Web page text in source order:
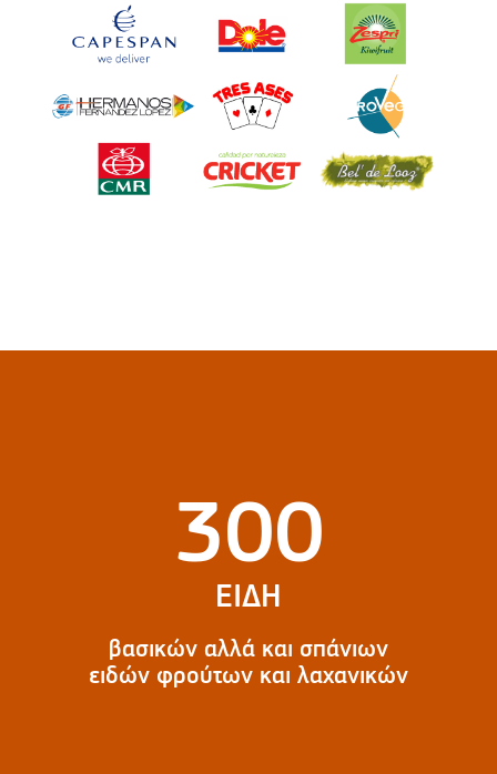
300
ΕΙΔΗ
βασικών αλλά και σπάνιων
ειδών φρούτων και λαχανικών